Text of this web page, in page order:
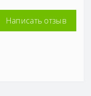
Написать отзыв